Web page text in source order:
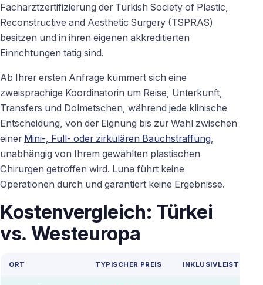
Facharztzertifizierung der Turkish Society of Plastic,
Reconstructive and Aesthetic Surgery (TSPRAS)
besitzen und in ihren eigenen akkreditierten
Einrichtungen tätig sind.
Ab Ihrer ersten Anfrage kümmert sich eine
zweisprachige Koordinatorin um Reise, Unterkunft,
Transfers und Dolmetschen, während jede klinische
Entscheidung, von der Eignung bis zur Wahl zwischen
einer Mini-, Full- oder zirkulären Bauchstraffung
unabhängig von Ihrem gewählten plastischen
Chirurgen getroffen wird. Luna führt keine
Operationen durch und garantiert keine Ergebnisse.
Kostenvergleich: Türkei
vs. Westeuropa
ORT TYPISCHER PREIS